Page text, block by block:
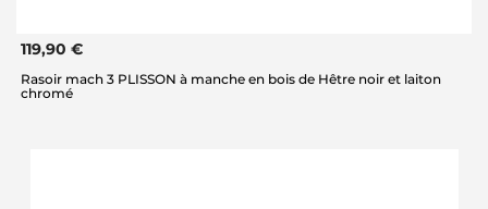
119,90 €
Rasoir mach 3 PLISSON à manche en bois de Hêtre noir et laiton
chromé